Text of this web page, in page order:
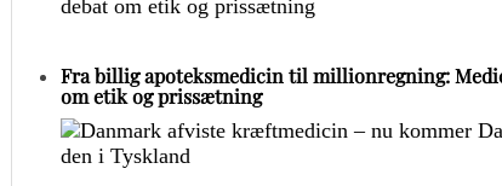
Fra billig apoteksmedicin til millionregning:
om etik og prissætning